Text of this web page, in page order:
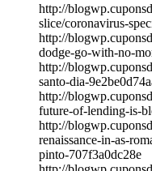
http://
slice/coronavirus-
http://
dodge-go-with-no-
http://
santo-dia-
http://
future-of-lending-is-
http://
renaissance-in-as-
pinto-707f3a0dc28e